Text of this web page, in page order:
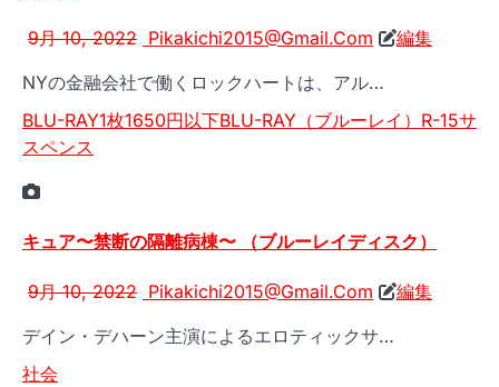
9月 10, 2022 Pikakichi2015@Gmail.Com
編集
NYの金融会社で働くロックハートは、アル…
BLU-RAY1枚1650円以下BLU-RAY（ブルーレイ） R-15サ
スペンス
キュア〜禁断の隔離病棟〜 （ブルーレイディスク）
9月 10, 2022 Pikakichi2015@Gmail.Com
編集
デイン・デハーン主演によるエロティックサ…
社会